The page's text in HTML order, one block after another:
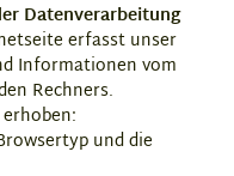
Datenverarbeitung
erfasst unser
Informationen vom
Rechners.
und die